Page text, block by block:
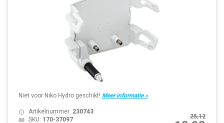
Niet voor Niko Hydro geschikt! Meer informatie »
25,12
Artikelnummer: 230743
SKU: 170-37097